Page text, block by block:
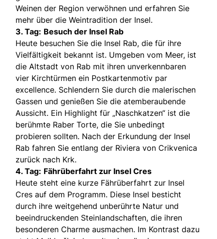
Weinen der Region verwöhnen und erfahren Sie
mehr über die Weintradition der Insel.
3. Tag: Besuch der Insel Rab
Heute besuchen Sie die Insel Rab, die für ihre
Vielfältigkeit bekannt ist. Umgeben vom Meer, ist
die Altstadt von Rab mit ihren unverkennbaren
vier Kirchtürmen ein Postkartenmotiv par
excellence. Schlendern Sie durch die malerischen
Gassen und genießen Sie die atemberaubende
Aussicht. Ein Highlight für „Naschkatzen“ ist die
berühmte Raber Torte, die Sie unbedingt
probieren sollten. Nach der Erkundung der Insel
Rab fahren Sie entlang der Riviera von Crikvenica
zurück nach Krk.
4. Tag: Fährüberfahrt zur Insel Cres
Heute steht eine kurze Fährüberfahrt zur Insel
Cres auf dem Programm. Diese Insel besticht
durch ihre weitgehend unberührte Natur und
beeindruckenden Steinlandschaften, die ihren
besonderen Charme ausmachen. Im Kontrast dazu